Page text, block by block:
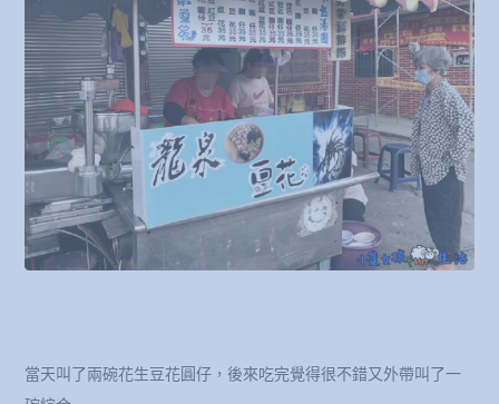
當天叫了兩碗花生豆花圓仔，後來吃完覺得很不錯又外帶叫了一